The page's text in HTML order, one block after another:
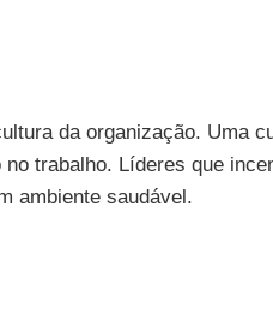
da organização. Uma
trabalho. Líderes que
ambiente saudável.